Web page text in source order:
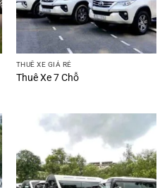
THUÊ XE GIÁ RẺ
Thuê Xe 7 Chỗ